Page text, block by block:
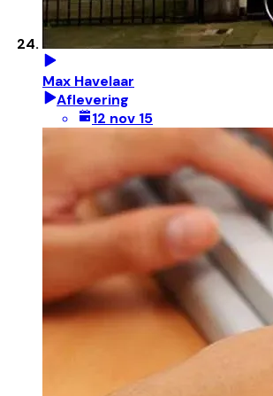
Max Havelaar
Aflevering
12 nov 15